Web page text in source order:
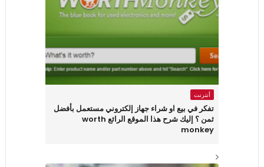
أنترنت
تفكر في بيع او شراء جهاز إلكتروني مستعمل بأفضل
ثمن ؟ إليك شرح هذا الموقع الرائع worth
monkey